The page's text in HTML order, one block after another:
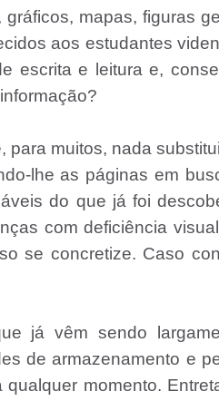
mapas, figuras
aos estudantes
escrita e leitura e,
para muitos, nada
lhe as páginas em
do que já foi
com deficiência
se concretize. Caso
já vêm sendo
de armazenamento e
momento.